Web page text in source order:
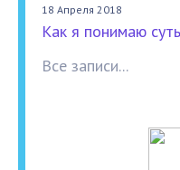
18 Апреля 2018
Как я понимаю
Все записи...